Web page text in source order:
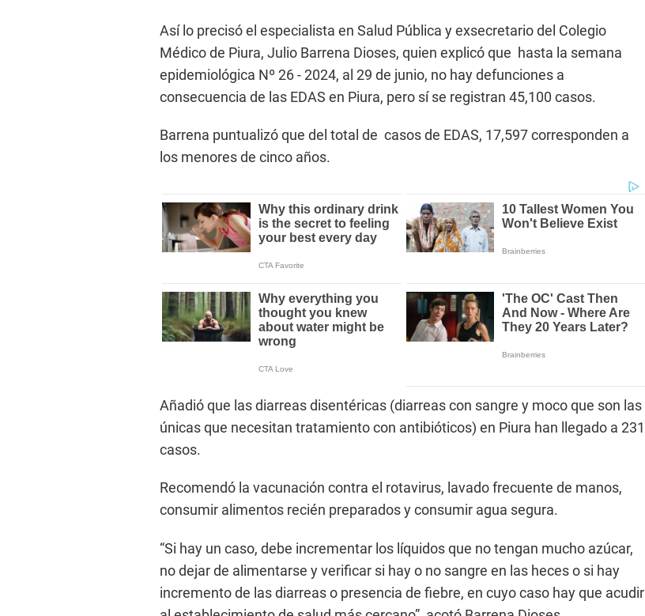
Así lo precisó el especialista en Salud Pública y exsecretario del Colegio
Médico de Piura, Julio Barrena Dioses, quien explicó que hasta la semana
epidemiológica Nº 26 - 2024, al 29 de junio, no hay defunciones a
consecuencia de las EDAS en Piura, pero sí se registran 45,100 casos.
Barrena puntualizó que del total de casos de EDAS, 17,597 corresponden a
los menores de cinco años.
Añadió que las diarreas disentéricas (diarreas con sangre y moco que son las
únicas que necesitan tratamiento con antibióticos) en Piura han llegado a 231
casos.
Recomendó la vacunación contra el rotavirus, lavado frecuente de manos,
consumir alimentos recién preparados y consumir agua segura.
“Si hay un caso, debe incrementar los líquidos que no tengan mucho azúcar,
no dejar de alimentarse y verificar si hay o no sangre en las heces o si hay
incremento de las diarreas o presencia de fiebre, en cuyo caso hay que acudir